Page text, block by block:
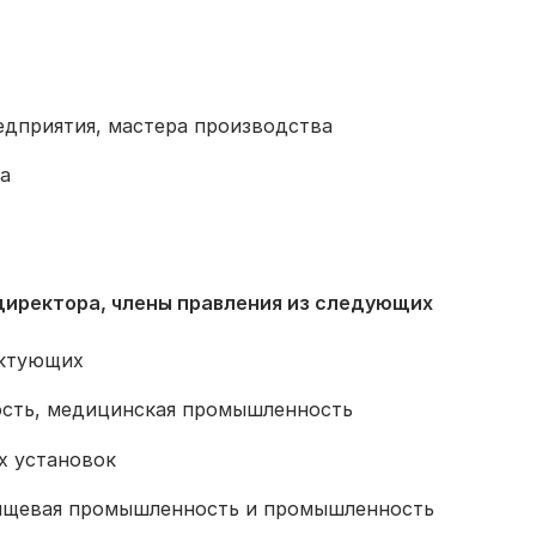
мастера производства
члены правления из следующих
медицинская промышленность
установок
промышленность и промышленность